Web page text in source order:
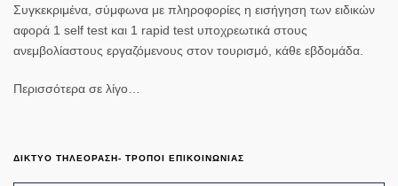
Συγκεκριμένα, σύμφωνα με πληροφορίες η εισήγηση των ειδικών
αφορά 1 self test και 1 rapid test υποχρεωτικά στους
ανεμβολίαστους εργαζόμενους στον τουρισμό, κάθε εβδομάδα.
Περισσότερα σε λίγο…
ΔΙΚΤΥΟ ΤΗΛΕΟΡΑΣΗ- ΤΡΟΠΟΙ ΕΠΙΚΟΙΝΩΝΙΑΣ